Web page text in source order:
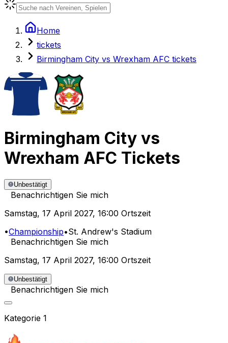
Home
tickets
Birmingham City vs Wrexham AFC tickets
Birmingham City vs
Wrexham AFC Tickets
Unbestätigt
Benachrichtigen Sie mich
Samstag, 17 April 2027, 16:00 Ortszeit
•Championship•St. Andrew's Stadium
Benachrichtigen Sie mich
Samstag, 17 April 2027, 16:00 Ortszeit
Unbestätigt
Benachrichtigen Sie mich
Kategorie 1